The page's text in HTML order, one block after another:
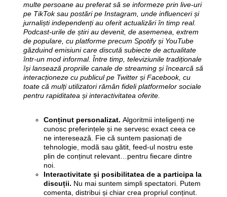
multe persoane au preferat să se informeze prin live-uri
pe TikTok sau postări pe Instagram, unde influenceri și
jurnaliști independenți au oferit actualizări în timp real.
Podcast-urile de știri au devenit, de asemenea, extrem
de populare, cu platforme precum Spotify și YouTube
găzduind emisiuni care discută subiecte de actualitate
într-un mod informal. Între timp, televiziunile tradiționale
își lansează propriile canale de streaming și încearcă să
interacționeze cu publicul pe Twitter și Facebook, cu
toate că mulți utilizatori rămân fideli platformelor sociale
pentru rapiditatea și interactivitatea oferite.
Conținut personalizat. Algoritmii inteligenți ne
cunosc preferințele și ne servesc exact ceea ce
ne interesează. Fie că suntem pasionați de
tehnologie, modă sau gătit, feed-ul nostru este
plin de conținut relevant…pentru fiecare dintre
noi.
Interactivitate și posibilitatea de a participa la
discuții. Nu mai suntem simpli spectatori. Putem
comenta, distribui și chiar crea propriul conținut.